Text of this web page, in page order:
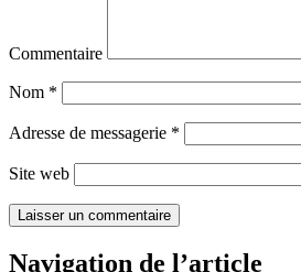
Commentaire
Nom *
Adresse de messagerie *
Site web
Navigation de l’article